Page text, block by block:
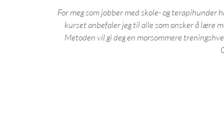
For meg som jobber med skole- og
kurset anbefaler jeg til alle som ønsker å lære
Metoden vil gi deg en morsommere